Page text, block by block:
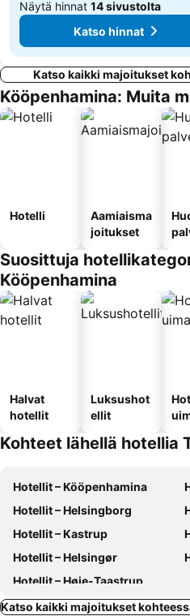
Näytä hinnat 14 sivustolta
Katso hinnat
Katso kaikki majoitukset
Kööpenhamina: Muita
Hotelli
Aamiaisma
joitukset
Suosittuja
Kööpenhamina
Halvat
hotellit
Luksushot
ellit
Kohteet lähellä hotellia
Hotellit – Kööpenhamina
Hotellit – Helsingborg
Hotellit – Kastrup
Hotellit – Helsingør
Hotellit – Høje-Taastrup
Katso kaikki majoitukset